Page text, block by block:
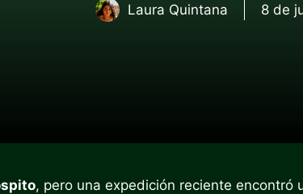
Laura Quintana 8 de
, pero una expedición reciente encontró